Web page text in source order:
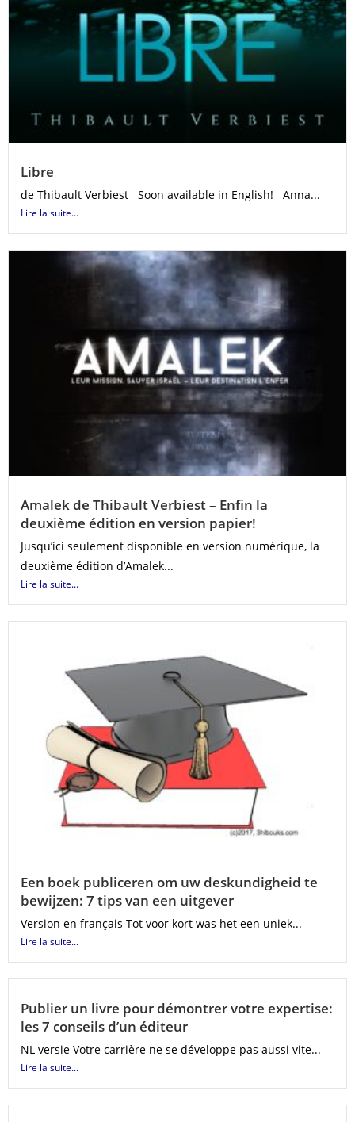
Libre
de Thibault Verbiest Soon available in English! Anna...
Lire la suite...
Amalek de Thibault Verbiest – Enfin la
deuxième édition en version papier!
Jusqu’ici seulement disponible en version numérique, la
deuxième édition d’Amalek...
Lire la suite...
Een boek publiceren om uw deskundigheid te
bewijzen: 7 tips van een uitgever
Version en français Tot voor kort was het een uniek...
Lire la suite...
Publier un livre pour démontrer votre expertise:
les 7 conseils d’un éditeur
NL versie Votre carrière ne se développe pas aussi vite...
Lire la suite...